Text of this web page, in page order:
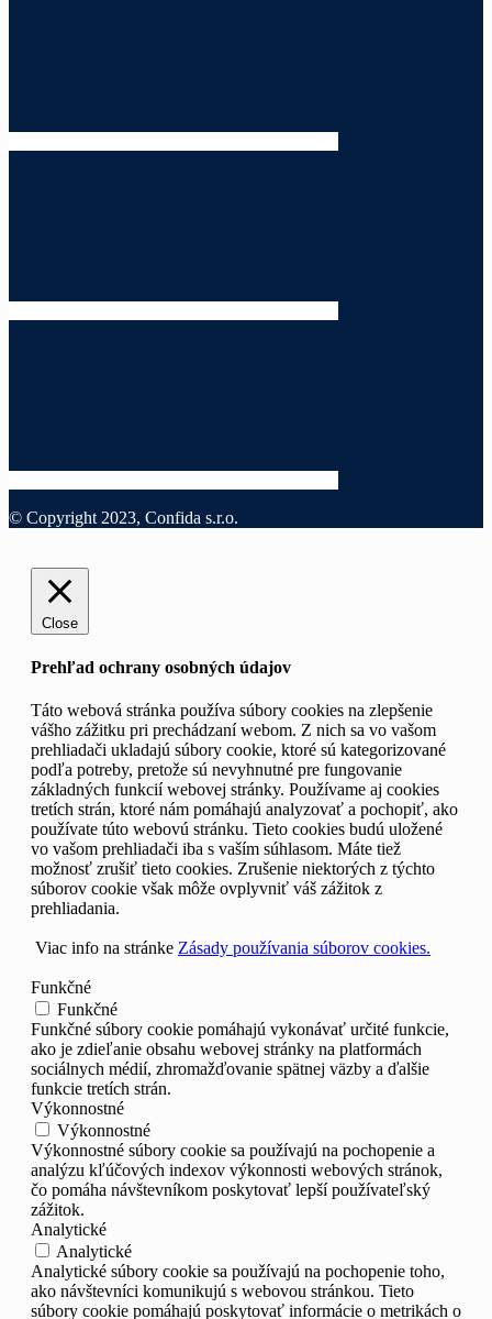
© Copyright 2023, Confida s.r.o.
Close
Prehľad ochrany osobných údajov
Táto webová stránka používa súbory cookies na zlepšenie
vášho zážitku pri prechádzaní webom. Z nich sa vo vašom
prehliadači ukladajú súbory cookie, ktoré sú kategorizované
podľa potreby, pretože sú nevyhnutné pre fungovanie
základných funkcií webovej stránky. Používame aj cookies
tretích strán, ktoré nám pomáhajú analyzovať a pochopiť, ako
používate túto webovú stránku. Tieto cookies budú uložené
vo vašom prehliadači iba s vaším súhlasom. Máte tiež
možnosť zrušiť tieto cookies. Zrušenie niektorých z týchto
súborov cookie však môže ovplyvniť váš zážitok z
prehliadania.
Viac info na stránke Zásady používania súborov cookies.
Funkčné
Funkčné
Funkčné súbory cookie pomáhajú vykonávať určité funkcie,
ako je zdieľanie obsahu webovej stránky na platformách
sociálnych médií, zhromažďovanie spätnej väzby a ďalšie
funkcie tretích strán.
Výkonnostné
Výkonnostné
Výkonnostné súbory cookie sa používajú na pochopenie a
analýzu kľúčových indexov výkonnosti webových stránok,
čo pomáha návštevníkom poskytovať lepší používateľský
zážitok.
Analytické
Analytické
Analytické súbory cookie sa používajú na pochopenie toho,
ako návštevníci komunikujú s webovou stránkou. Tieto
súbory cookie pomáhajú poskytovať informácie o metrikách o